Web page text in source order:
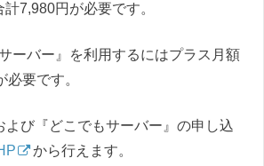
7,980円が必要です。
ーバー』を利用するにはプラス月額
要です。
よび『どこでもサーバー』の申し込
から行えます。